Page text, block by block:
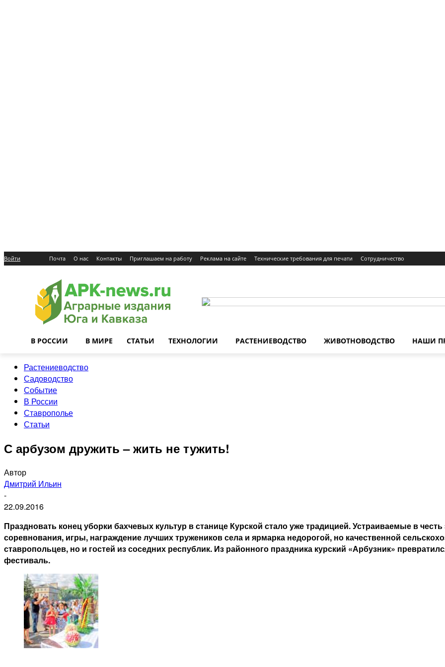
Войти Почта О нас Контакты Приглашаем на работу Реклама на сайте Технические требования для печати Сотрудничество
В РОССИИ В МИРЕ СТАТЬИ ТЕХНОЛОГИИ РАСТЕНИЕВОДСТВО ЖИВОТНОВОДСТВО НАШИ
Растениеводство
Садоводство
Событие
В России
Ставрополье
Статьи
С арбузом дружить – ​жить не тужить!
Автор
Дмитрий Ильин
-
22.09.2016
Праздновать конец уборки бахчевых культур в станице Курской стало уже традицией. Устраиваемые в
соревнования, игры, награждение лучших тружеников села и ярмарка недорогой, но качественной
ставропольцев, но и гостей из соседних республик. Из районного праздника курский «Арбузник»
фестиваль.